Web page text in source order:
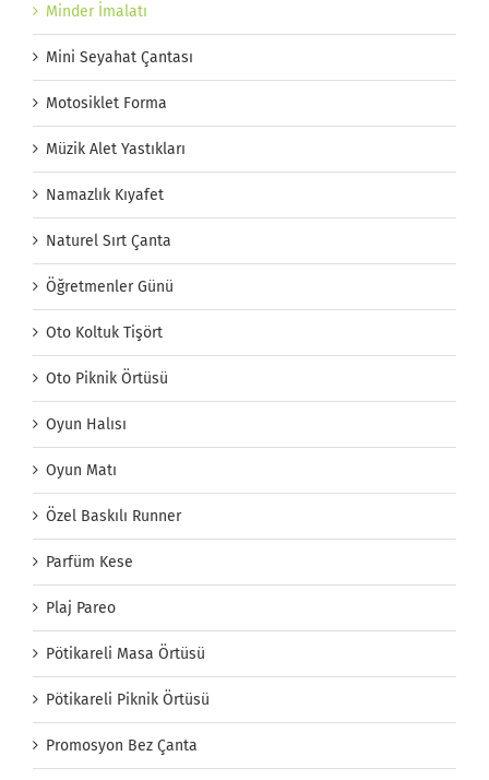
Minder İmalatı
Mini Seyahat Çantası
Motosiklet Forma
Müzik Alet Yastıkları
Namazlık Kıyafet
Naturel Sırt Çanta
Öğretmenler Günü
Oto Koltuk Tişört
Oto Piknik Örtüsü
Oyun Halısı
Oyun Matı
Özel Baskılı Runner
Parfüm Kese
Plaj Pareo
Pötikareli Masa Örtüsü
Pötikareli Piknik Örtüsü
Promosyon Bez Çanta